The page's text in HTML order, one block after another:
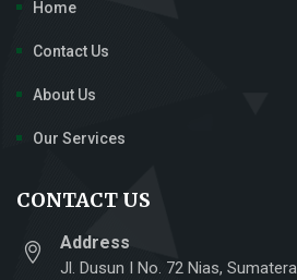
Home
Contact Us
About Us
Our Services
CONTACT US
Address
Jl. Dusun I No. 72 Nias,